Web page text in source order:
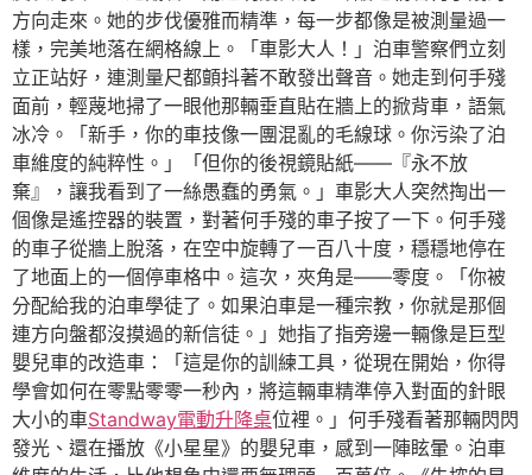
方向走來。她的步伐優雅而精準，每一步都像是被測量過一
樣，完美地落在網格線上。「車影大人！」泊車警察們立刻
立正站好，連測量尺都顫抖著不敢發出聲音。她走到何手殘
面前，輕蔑地掃了一眼他那輛垂直貼在牆上的掀背車，語氣
冰冷。「新手，你的車技像一團混亂的毛線球。你污染了泊
車維度的純粹性。」「但你的後視鏡貼紙——『永不放
棄』，讓我看到了一絲愚蠢的勇氣。」車影大人突然掏出一
個像是遙控器的裝置，對著何手殘的車子按了一下。何手殘
的車子從牆上脫落，在空中旋轉了一百八十度，穩穩地停在
了地面上的一個停車格中。這次，夾角是——零度。「你被
分配給我的泊車學徒了。如果泊車是一種宗教，你就是那個
連方向盤都沒摸過的新信徒。」她指了指旁邊一輛像是巨型
嬰兒車的改造車：「這是你的訓練工具，從現在開始，你得
學會如何在零點零零一秒內，將這輛車精準停入對面的針眼
大小的車Standway電動升降桌位裡。」何手殘看著那輛閃閃
發光、還在播放《小星星》的嬰兒車，感到一陣眩暈。泊車